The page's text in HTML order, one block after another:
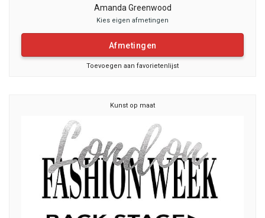
Amanda Greenwood
Kies eigen afmetingen
Afmetingen
Toevoegen aan favorietenlijst
Kunst op maat